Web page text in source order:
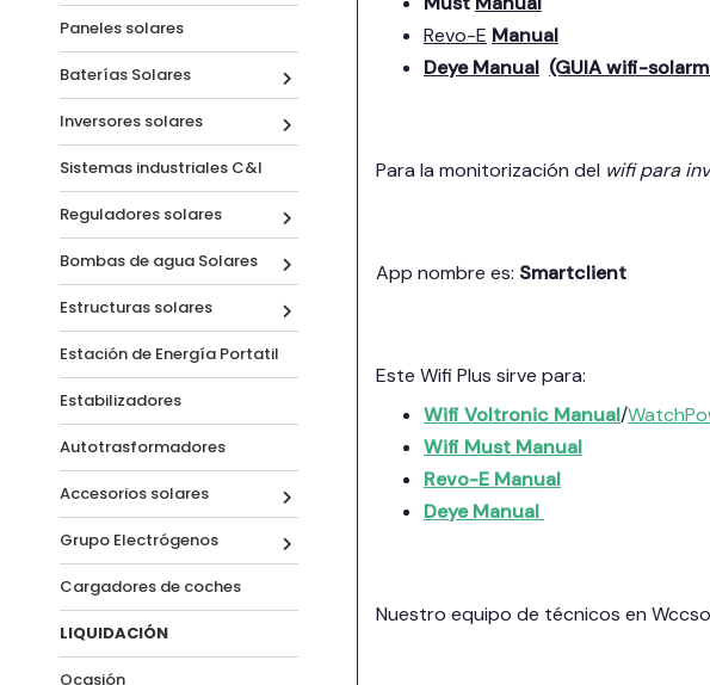
Paneles solares
Baterías Solares
Inversores solares
Sistemas industriales C&I
Reguladores solares
Bombas de agua Solares
Estructuras solares
Estación de Energía Portatil
Estabilizadores
Autotrasformadores
Accesorios solares
Grupo Electrógenos
Cargadores de coches
LIQUIDACIÓN
Ocasión
Revo-E Manual
Deye Manual (GUIA wifi-
Para la monitorización del wifi para
App nombre es: Smartclient
Este Wifi Plus sirve para:
Wifi Voltronic Manual/
Wifi Must Manual
Revo-E Manual
Deye Manual
Nuestro equipo de técnicos en